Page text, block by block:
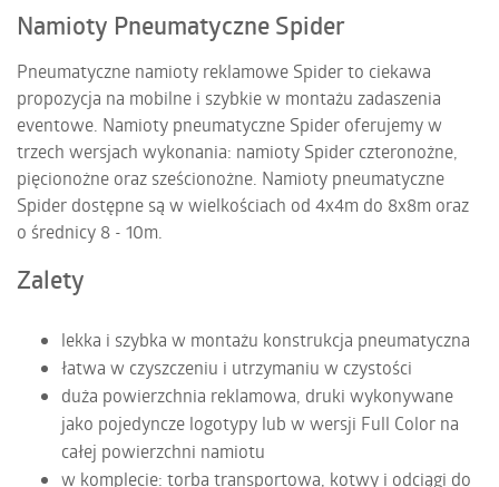
Namioty Pneumatyczne Spider
Pneumatyczne namioty reklamowe Spider to ciekawa
propozycja na mobilne i szybkie w montażu zadaszenia
eventowe. Namioty pneumatyczne Spider oferujemy w
trzech wersjach wykonania: namioty Spider czteronożne,
pięcionożne oraz sześcionożne. Namioty pneumatyczne
Spider dostępne są w wielkościach od 4x4m do 8x8m oraz
o średnicy 8 - 10m.
Zalety
lekka i szybka w montażu konstrukcja pneumatyczna
łatwa w czyszczeniu i utrzymaniu w czystości
duża powierzchnia reklamowa, druki wykonywane
jako pojedyncze logotypy lub w wersji Full Color na
całej powierzchni namiotu
w komplecie: torba transportowa, kotwy i odciągi do